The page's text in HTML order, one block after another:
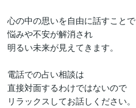
心の中の思いを自由に話すことで
悩みや不安が解消され
明るい未来が見えてきます。
電話での占い相談は
直接対面するわけではないので
リラックスしてお話しください。